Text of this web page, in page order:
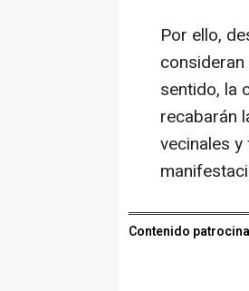
Por ello,
sentido, la
recabarán
vecinales
Contenido